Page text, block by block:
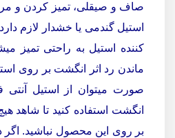
صاف و صیقلی، تمیز کردن و
استیل گندمی یا خشدار لازم
کننده استیل به راحتی تمیز
ماندن رد اثر انگشت بر روی
صورت میتوان از استیل آنتی
انگشت استفاده کنید تا شاهد
بر روی این محصول نباشید.